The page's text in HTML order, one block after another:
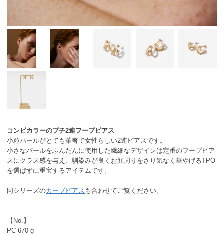
コンビカラーのプチ2連フープピアス
小粒パールがとても華奢で女性らしい2連ピアスです。
小さなパールをふんだんに使用した繊細なデザインは定番のフープピア
スにクラス感を与え、馴染みが良くお顔周りをさり気なく華やげるTPO
を選ばずに重宝するアイテムです。
同シリーズのカーブピアス も合わせてご覧ください。
【No.】
PC-670-g